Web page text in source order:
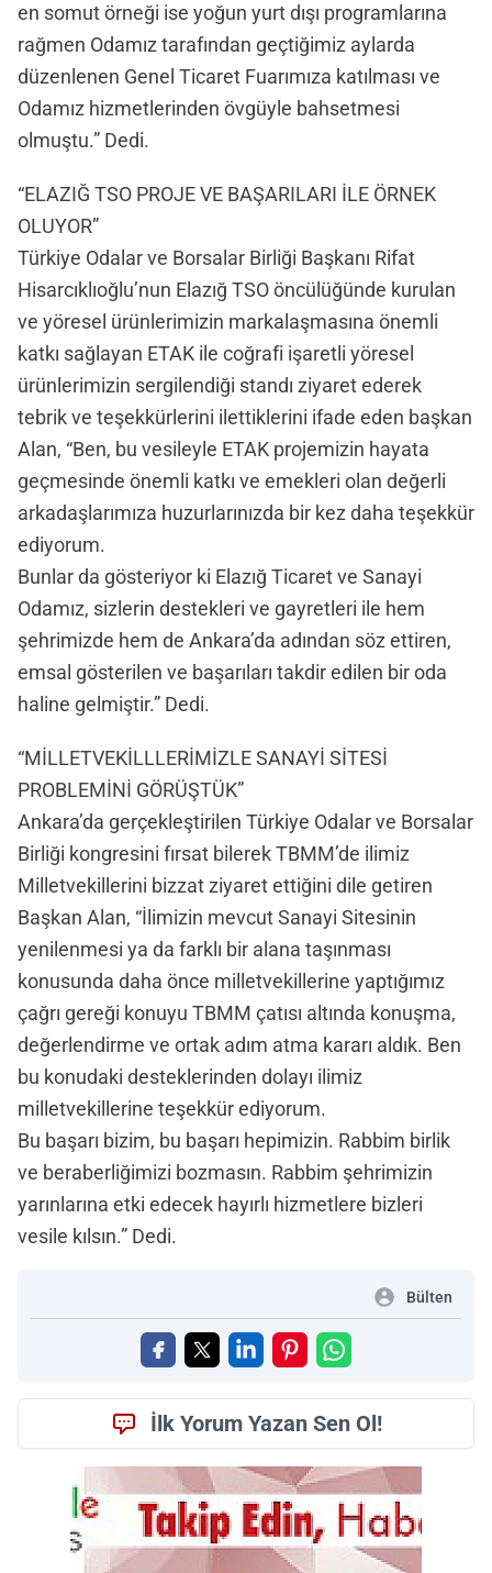
en somut örneği ise yoğun yurt dışı programlarına
rağmen Odamız tarafından geçtiğimiz aylarda
düzenlenen Genel Ticaret Fuarımıza katılması ve
Odamız hizmetlerinden övgüyle bahsetmesi
olmuştu.” Dedi.
“ELAZIĞ TSO PROJE VE BAŞARILARI İLE ÖRNEK
OLUYOR”
Türkiye Odalar ve Borsalar Birliği Başkanı Rifat
Hisarcıklıoğlu’nun Elazığ TSO öncülüğünde kurulan
ve yöresel ürünlerimizin markalaşmasına önemli
katkı sağlayan ETAK ile coğrafi işaretli yöresel
ürünlerimizin sergilendiği standı ziyaret ederek
tebrik ve teşekkürlerini ilettiklerini ifade eden başkan
Alan, “Ben, bu vesileyle ETAK projemizin hayata
geçmesinde önemli katkı ve emekleri olan değerli
arkadaşlarımıza huzurlarınızda bir kez daha teşekkür
ediyorum.
Bunlar da gösteriyor ki Elazığ Ticaret ve Sanayi
Odamız, sizlerin destekleri ve gayretleri ile hem
şehrimizde hem de Ankara’da adından söz ettiren,
emsal gösterilen ve başarıları takdir edilen bir oda
haline gelmiştir.” Dedi.
“MİLLETVEKİLLLERİMİZLE SANAYİ SİTESİ
PROBLEMİNİ GÖRÜŞTÜK”
Ankara’da gerçekleştirilen Türkiye Odalar ve Borsalar
Birliği kongresini fırsat bilerek TBMM’de ilimiz
Milletvekillerini bizzat ziyaret ettiğini dile getiren
Başkan Alan, “İlimizin mevcut Sanayi Sitesinin
yenilenmesi ya da farklı bir alana taşınması
konusunda daha önce milletvekillerine yaptığımız
çağrı gereği konuyu TBMM çatısı altında konuşma,
değerlendirme ve ortak adım atma kararı aldık. Ben
bu konudaki desteklerinden dolayı ilimiz
milletvekillerine teşekkür ediyorum.
Bu başarı bizim, bu başarı hepimizin. Rabbim birlik
ve beraberliğimizi bozmasın. Rabbim şehrimizin
yarınlarına etki edecek hayırlı hizmetlere bizleri
vesile kılsın.” Dedi.
Bülten
İlk Yorum Yazan Sen Ol!